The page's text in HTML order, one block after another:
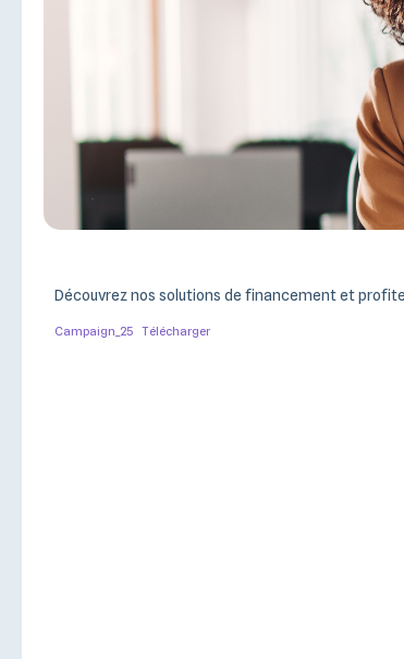
Découvrez nos solutions de financement et
Campaign_25 Télécharger